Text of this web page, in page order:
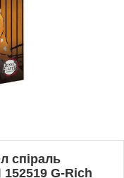
спіраль
G-Rich